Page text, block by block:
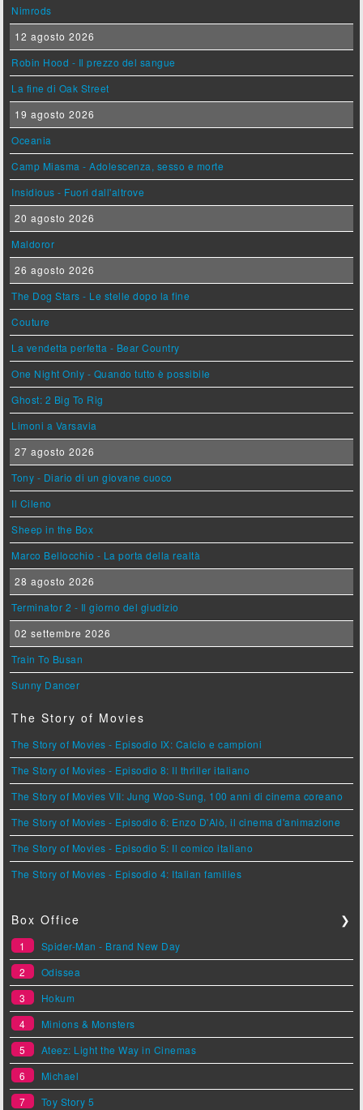
Nimrods
12 agosto 2026
Robin Hood - Il prezzo del sangue
La fine di Oak Street
19 agosto 2026
Oceania
Camp Miasma - Adolescenza, sesso e morte
Insidious - Fuori dall'altrove
20 agosto 2026
Maldoror
26 agosto 2026
The Dog Stars - Le stelle dopo la fine
Couture
La vendetta perfetta - Bear Country
One Night Only - Quando tutto è possibile
Ghost: 2 Big To Rig
Limoni a Varsavia
27 agosto 2026
Tony - Diario di un giovane cuoco
Il Cileno
Sheep in the Box
Marco Bellocchio - La porta della realtà
28 agosto 2026
Terminator 2 - Il giorno del giudizio
02 settembre 2026
Train To Busan
Sunny Dancer
The Story of Movies
The Story of Movies - Episodio IX: Calcio e campioni
The Story of Movies - Episodio 8: Il thriller italiano
The Story of Movies VII: Jung Woo-Sung, 100 anni di cinema coreano
The Story of Movies - Episodio 6: Enzo D'Alò, il cinema d'animazione
The Story of Movies - Episodio 5: Il comico italiano
The Story of Movies - Episodio 4: Italian families
Box Office ❯
1
Spider-Man - Brand New Day
2
Odissea
3
Hokum
4
Minions & Monsters
5
Ateez: Light the Way in Cinemas
6
Michael
7
Toy Story 5